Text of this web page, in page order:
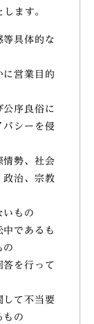
ます。
等具体的な
に営業目的
序良俗に
バシーを侵
情勢、社会
政治、宗教
いもの
であるも
の
答を行って
して不当要
もの